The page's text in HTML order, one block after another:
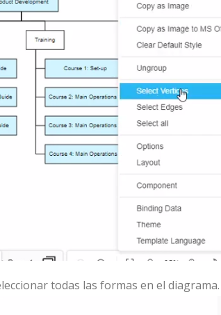
todas las formas en el diagrama.